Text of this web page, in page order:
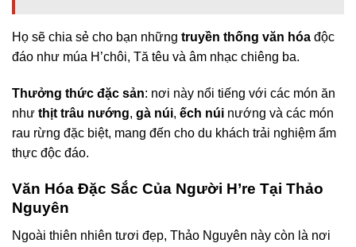
Họ sẽ chia sẻ cho bạn những truyền thống văn hóa độc
đáo như múa H’chôi, Tă têu và âm nhạc chiêng ba.
Thưởng thức đặc sản: nơi này nổi tiếng với các món ăn
như thịt trâu nướng, gà núi, ếch núi nướng và các món
rau rừng đặc biệt, mang đến cho du khách trải nghiệm ẩm
thực độc đáo.
Văn Hóa Đặc Sắc Của Người H’re Tại Thảo
Nguyên
Ngoài thiên nhiên tươi đẹp, Thảo Nguyên này còn là nơi